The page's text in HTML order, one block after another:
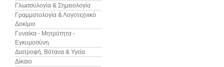
Γλωσσολογία & Σημειολογία
Γραμματολογία & Λογοτεχνικό
Δοκίμιο
Γυναίκα - Μητρότητα -
Εγκυμοσύνη
Διατροφή, Βότανα & Υγεία
Δίκαιο